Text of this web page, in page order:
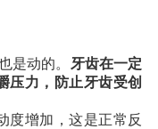
是动的。
牙齿在一定
压力，防止牙齿受创
度增加，这是正常反